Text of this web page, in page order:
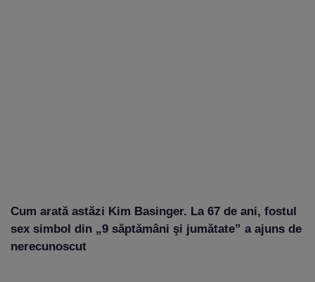
Cum arată astăzi Kim Basinger. La 67 de ani, fostul
sex simbol din „9 săptămâni şi jumătate” a ajuns de
nerecunoscut